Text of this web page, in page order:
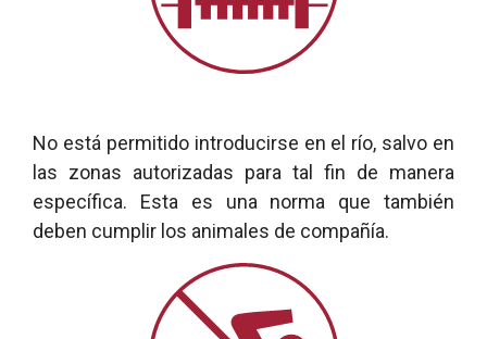
No está permitido introducirse en el río, salvo en
las zonas autorizadas para tal fin de manera
específica. Esta es una norma que también
deben cumplir los animales de compañía.